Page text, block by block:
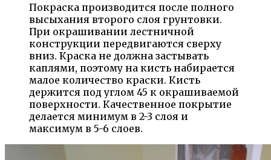
Покраска производится после полного
высыхания второго слоя грунтовки.
При окрашивании лестничной
конструкции передвигаются сверху
вниз. Краска не должна застывать
каплями, поэтому на кисть набирается
малое количество краски. Кисть
держится под углом 45 к окрашиваемой
поверхности. Качественное покрытие
делается минимум в 2-3 слоя и
максимум в 5-6 слоев.